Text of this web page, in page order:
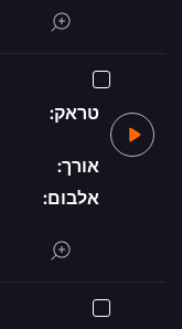
טראק:
אורך:
אלבום: